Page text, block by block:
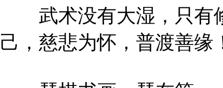
武术没有大湿，只有
己，慈悲为怀，普渡善缘